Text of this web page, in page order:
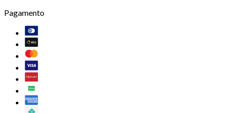
Pagamento